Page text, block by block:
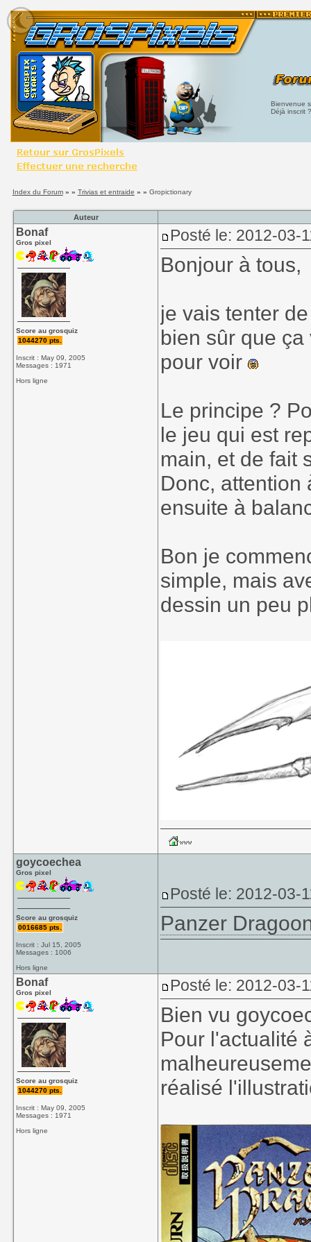
Bienvenue
Déjà inscrit
Index du Forum» » Trivias et entraide » » Gropictionary
Auteur
Bonaf
Gros pixel
Score au grosquiz
1044270 pts.
Inscrit : May 09, 2005
Messages : 1971
Hors ligne
Posté le: 2012-03-
Bonjour à tous,
je vais tenter
bien sûr que
pour voir
Le principe ?
le jeu qui est
main, et de fait
Donc, attention
ensuite à
Bon je
simple, mais
dessin un peu
goycoechea
Gros pixel
Score au grosquiz
0016685 pts.
Inscrit : Jul 15, 2005
Messages : 1006
Hors ligne
Posté le: 2012-03-
Panzer
Bonaf
Gros pixel
Score au grosquiz
1044270 pts.
Inscrit : May 09, 2005
Messages : 1971
Hors ligne
Posté le: 2012-03-
Bien vu
Pour l'actualité
réalisé